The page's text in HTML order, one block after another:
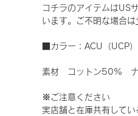
コチラのアイテムはUS
います。ご不明な場合は
■カラー：ACU（UCP）
素材 コットン50%
※ご注意ください
実店舗と在庫共有して